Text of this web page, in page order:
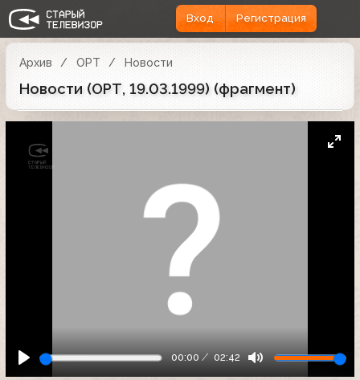
Вход Регистрация
Архив ОРТ Новости
Новости (ОРТ, 19.03.1999) (фрагмент)
00:00 02:42